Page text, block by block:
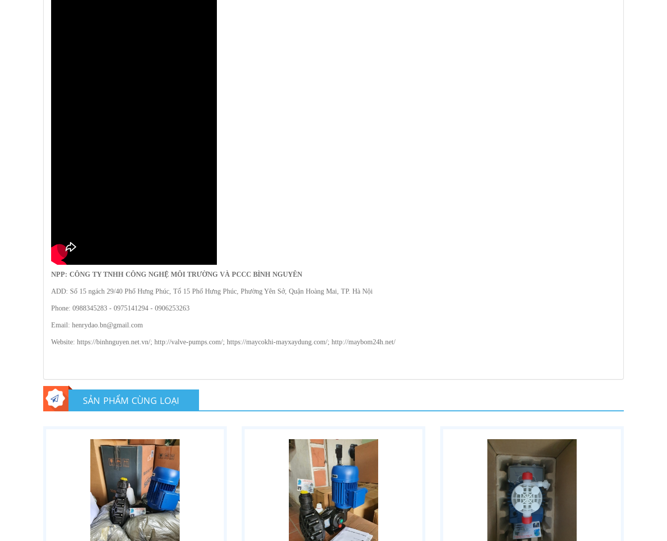
NPP: CÔNG TY TNHH CÔNG NGHỆ MÔI TRƯỜNG VÀ PCCC BÌNH NGUYÊN
ADD: Số 15 ngách 29/40 Phố Hưng Phúc, Tổ 15 Phố Hưng Phúc, Phường Yên Sở, Quận Hoàng Mai, TP. Hà Nội
Phone: 0988345283 - 0975141294 - 0906253263
Email: henrydao.bn@gmail.com
Website: https://binhnguyen.net.vn/; http://valve-pumps.com/; https://maycokhi-mayxaydung.com/; http://maybom24h.net/
SẢN PHẨM CÙNG LOẠI